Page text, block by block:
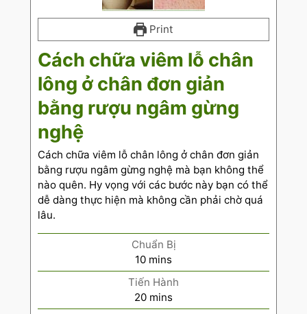
Print
Cách chữa viêm lỗ chân
lông ở chân đơn giản
bằng rượu ngâm gừng
nghệ
Cách chữa viêm lỗ chân lông ở chân đơn giản
bằng rượu ngâm gừng nghệ mà bạn không thể
nào quên. Hy vọng với các bước này bạn có thể
dễ dàng thực hiện mà không cần phải chờ quá
lâu.
Chuẩn Bị
10 mins
Tiến Hành
20 mins